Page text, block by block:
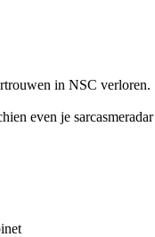
in NSC verloren.
even je sarcasmeradar